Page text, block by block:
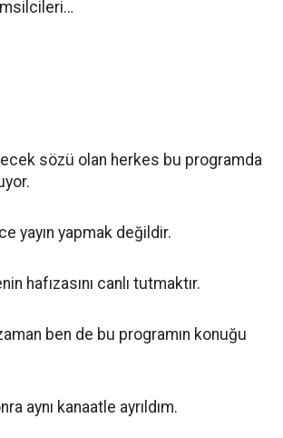
sözü olan herkes bu programda
yayın yapmak değildir.
hafızasını canlı tutmaktır.
ben de bu programın konuğu
aynı kanaatle ayrıldım.